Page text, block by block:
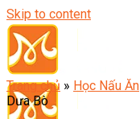
Skip to content
Trang chủ » Học Nấu Ăn
Dưa Bò